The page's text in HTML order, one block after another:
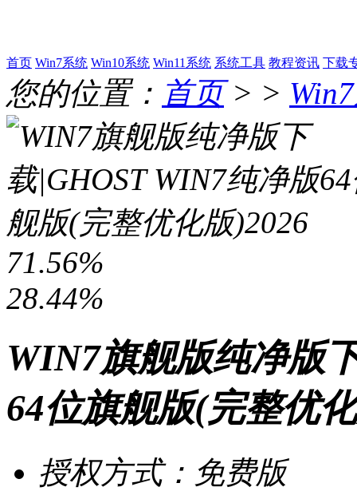
首页 Win7系统 Win10系统 Win11系统 系统工具 教程资讯 下载
您的位置： 首页> >
71.56%
28.44%
WIN7旗舰版纯净版
64位旗舰版(完整优
授权方式：免费版